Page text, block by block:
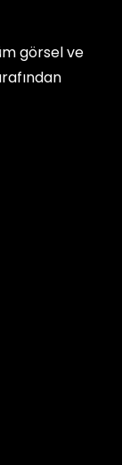
görsel ve